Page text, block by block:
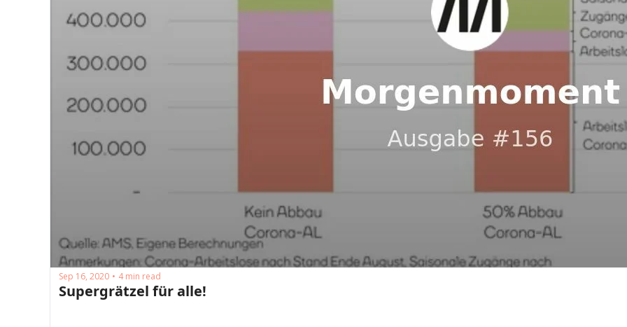
Sep 16, 2020 • 4 min read
Supergrätzel für alle!